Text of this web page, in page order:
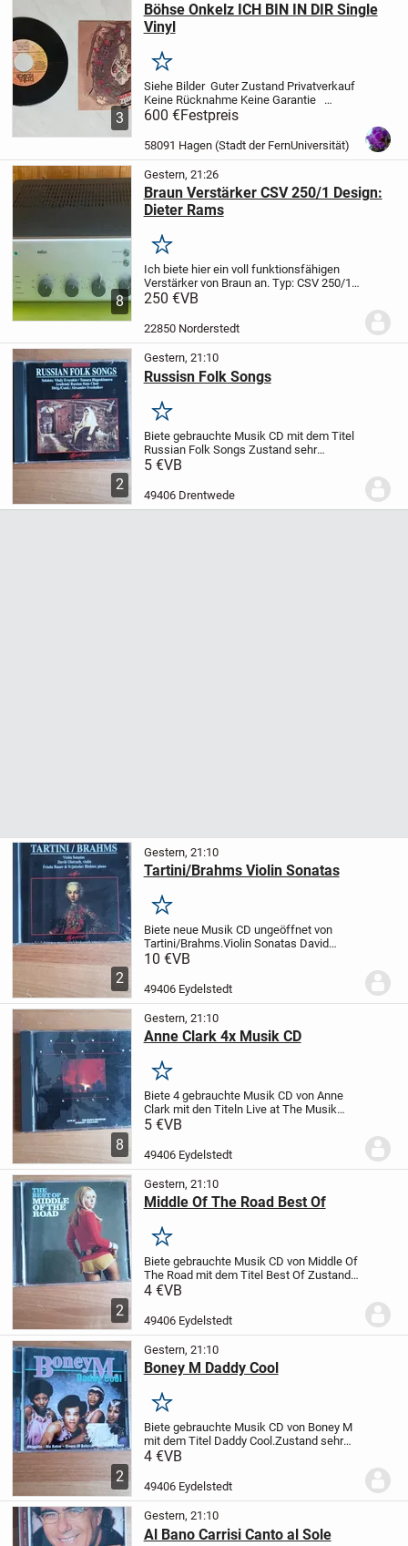
3
Böhse Onkelz ICH BIN IN DIR Single
Vinyl
Merken
Siehe Bilder Guter Zustand Privatverkauf
Keine Rücknahme Keine Garantie
,..................................
600 €Festpreis
58091 Hagen (Stadt der FernUniversität)
8
Gestern, 21:26
Braun Verstärker CSV 250/1 Design:
Dieter Rams
Merken
Ich biete hier ein voll funktionsfähigen
Verstärker von Braun an.Typ: CSV 250/1
Design: Dieter Rams
fehlt leider (siehe letztes Foto)
250 €VB
22850 Norderstedt
2
Gestern, 21:10
Russisn Folk Songs
Merken
Biete gebrauchte Musik CD mit dem Titel
Russian Folk Songs Zustand sehr
gutMFG
5 €VB
49406 Drentwede
2
Gestern, 21:10
Tartini/Brahms Violin Sonatas
Merken
Biete neue Musik CD ungeöffnet von
Tartini/Brahms.Violin Sonatas David
Oistrach, Violin
Garantie oder Rücknahme
10 €VB
49406 Eydelstedt
8
Gestern, 21:10
Anne Clark 4x Musik CD
Merken
Biete 4 gebrauchte Musik CD von Anne
Clark mit den Titeln Live at The Musik
Centum Utrecht Holland
PlacesZustand sehr gut Preis pro
MFG
5 €VB
49406 Eydelstedt
2
Gestern, 21:10
Middle Of The Road Best Of
Merken
Biete gebrauchte Musik CD von Middle Of
The Road mit dem Titel Best Of Zustand
sehr gut
4 €VB
49406 Eydelstedt
2
Gestern, 21:10
Boney M Daddy Cool
Merken
Biete gebrauchte Musik CD von Boney M
mit dem Titel Daddy Cool.Zustand sehr
gutMFG
4 €VB
49406 Eydelstedt
Gestern, 21:10
Al Bano Carrisi Canto al Sole